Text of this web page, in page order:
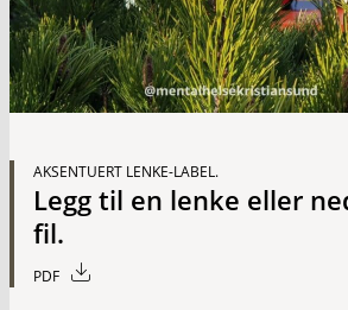
AKSENTUERT LENKE-LABEL.
Legg til en lenke eller
fil.
PDF